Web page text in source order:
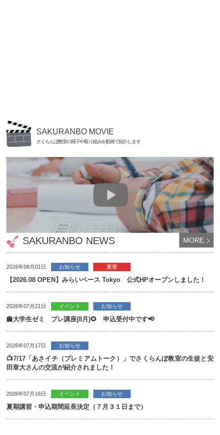
SAKURANBO NEWS MORE
2026年08月01日 お知らせ 重要
【2026.08 OPEN】みらいベース Tokyo 公式HPオープンしました！
2026年07月21日 イベント お知らせ
🏫大学生ゼミ プレ講座(8月)🌻 申込受付中です📢
2026年07月17日 お知らせ
📺7/17「あさイチ（プレミアムトーク）」でさくらんぼ教室の生徒と安
田章大さんの交流が紹介されました！
2026年07月16日 イベント お知らせ
夏期講習・申込期間延長決定（７月３１日まで）
SAKURANBO MOVIE
さくらんぼ教室の様子や取り組みを動画で紹介します